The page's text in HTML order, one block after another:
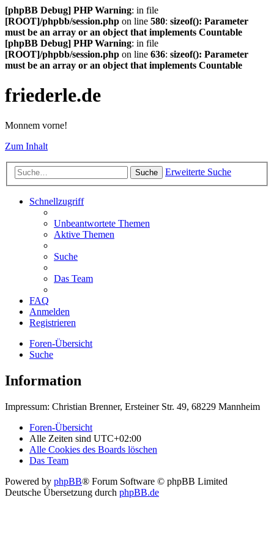
[phpBB Debug] PHP Warning: in file
[ROOT]/phpbb/session.php on line 580: sizeof(): Parameter
must be an array or an object that implements Countable
[phpBB Debug] PHP Warning: in file
[ROOT]/phpbb/session.php on line 636: sizeof(): Parameter
must be an array or an object that implements Countable
friederle.de
Monnem vorne!
Zum Inhalt
Suche Erweiterte Suche
Schnellzugriff
Unbeantwortete Themen
Aktive Themen
Suche
Das Team
FAQ
Anmelden
Registrieren
Foren-Übersicht
Suche
Information
Impressum: Christian Brenner, Ersteiner Str. 49, 68229 Mannheim
Foren-Übersicht
Alle Zeiten sind UTC+02:00
Alle Cookies des Boards löschen
Das Team
Powered by phpBB® Forum Software © phpBB Limited
Deutsche Übersetzung durch phpBB.de